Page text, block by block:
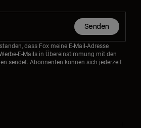
Senden
dass Fox meine E-Mail-Adresse
E-Mails in Übereinstimmung mit den
sendet. Abonnenten können sich jederzeit